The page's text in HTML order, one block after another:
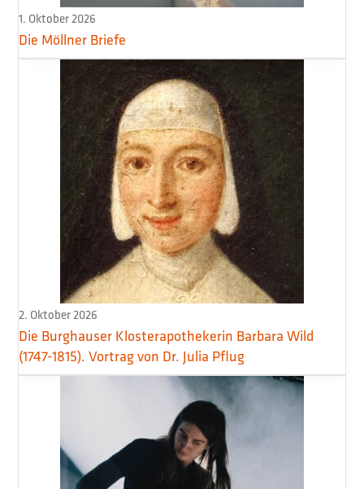
1. Oktober 2026
Die Möllner Briefe
2. Oktober 2026
Die Burghauser Klosterapothekerin Barbara Wild
(1747-1815). Vortrag von Dr. Julia Pflug